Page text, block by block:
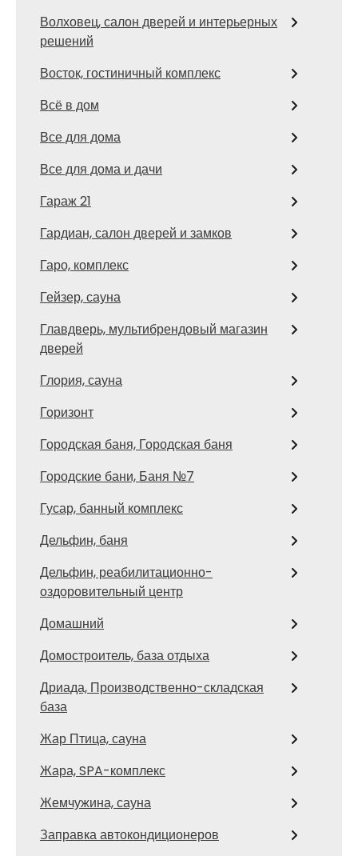
Волховец, салон дверей и интерьерных
решений
Восток, гостиничный комплекс
Всё в дом
Все для дома
Все для дома и дачи
Гараж 21
Гардиан, салон дверей и замков
Гаро, комплекс
Гейзер, сауна
Главдверь, мультибрендовый магазин
дверей
Глория, сауна
Горизонт
Городская баня, Городская баня
Городские бани, Баня №7
Гусар, банный комплекс
Дельфин, баня
Дельфин, реабилитационно-
оздоровительный центр
Домашний
Домостроитель, база отдыха
Дриада, Производственно-складская
база
Жар Птица, сауна
Жара, SPA-комплекс
Жемчужина, сауна
Заправка автокондиционеров